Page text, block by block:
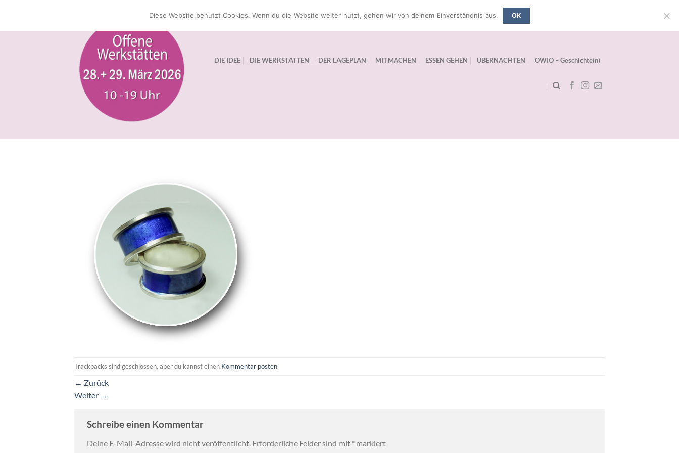
springen
DIE IDEE DIE WERKSTÄTTEN DER LAGEPLAN MITMACHEN ESSEN GEHEN ÜBERNACHTEN OWIO – Geschichte(n)
Trackbacks sind geschlossen, aber du kannst einen Kommentar posten.
← Zurück
Weiter →
Schreibe einen Kommentar
Deine E-Mail-Adresse wird nicht veröffentlicht. Erforderliche Felder sind mit * markiert
Diese Website benutzt Cookies. Wenn du die Website weiter nutzt, gehen wir von deinem Einverständnis aus. OK